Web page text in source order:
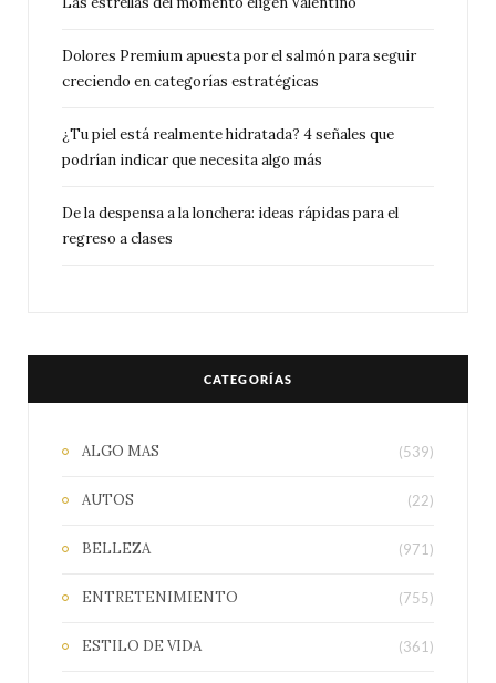
Dolores Premium apuesta por el salmón para seguir
creciendo en categorías estratégicas
¿Tu piel está realmente hidratada? 4 señales que
podrían indicar que necesita algo más
De la despensa a la lonchera: ideas rápidas para el
regreso a clases
CATEGORÍAS
ALGO MAS (539)
AUTOS (22)
BELLEZA (971)
ENTRETENIMIENTO (755)
ESTILO DE VIDA (361)